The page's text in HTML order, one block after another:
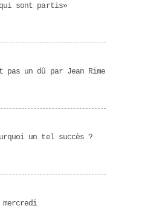
qui sont partis»
pas un dû par Jean Rime
un tel succès ?